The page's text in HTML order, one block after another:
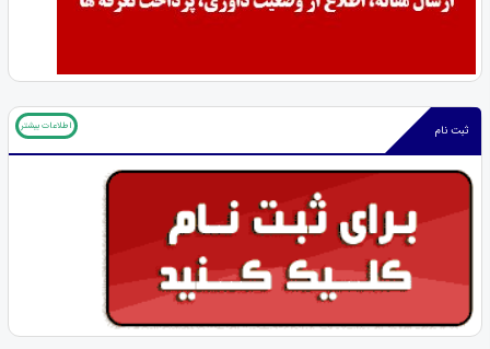
ثبت نام اطلاعات بیشتر